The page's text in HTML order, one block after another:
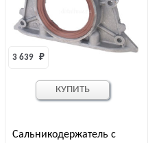
Сальникодержатель с
3 639 ₽
КУПИТЬ